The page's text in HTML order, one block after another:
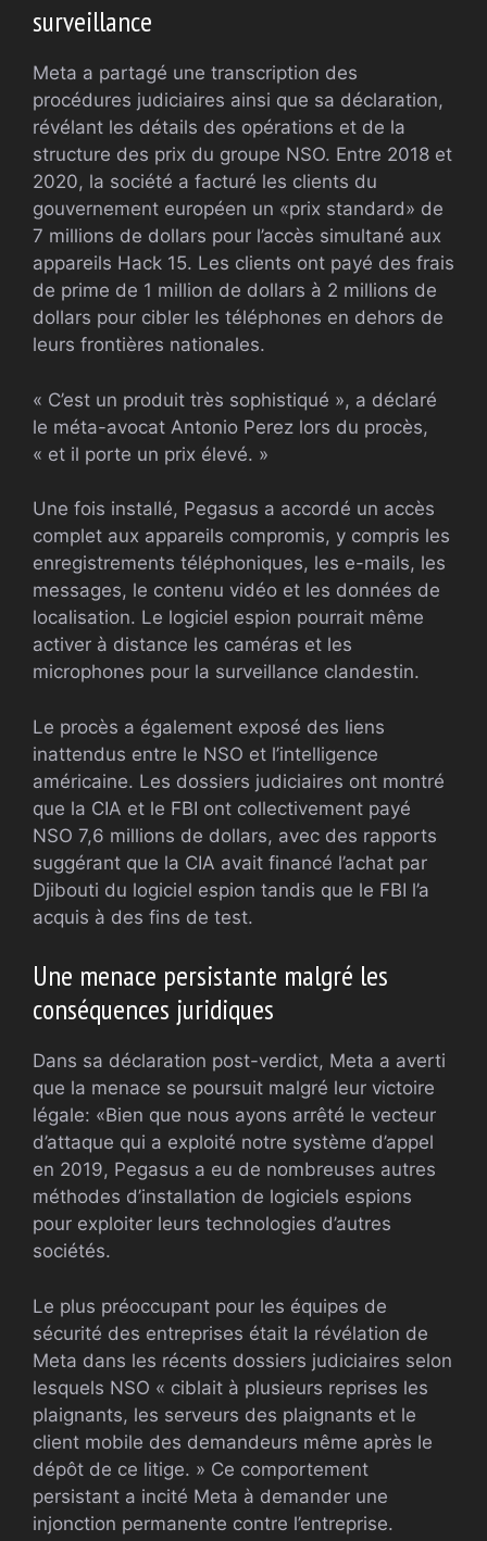
surveillance
Meta a partagé une transcription des
procédures judiciaires ainsi que sa déclaration,
révélant les détails des opérations et de la
structure des prix du groupe NSO. Entre 2018 et
2020, la société a facturé les clients du
gouvernement européen un «prix standard» de
7 millions de dollars pour l’accès simultané aux
appareils Hack 15. Les clients ont payé des frais
de prime de 1 million de dollars à 2 millions de
dollars pour cibler les téléphones en dehors de
leurs frontières nationales.
« C’est un produit très sophistiqué », a déclaré
le méta-avocat Antonio Perez lors du procès,
« et il porte un prix élevé. »
Une fois installé, Pegasus a accordé un accès
complet aux appareils compromis, y compris les
enregistrements téléphoniques, les e-mails, les
messages, le contenu vidéo et les données de
localisation. Le logiciel espion pourrait même
activer à distance les caméras et les
microphones pour la surveillance clandestin.
Le procès a également exposé des liens
inattendus entre le NSO et l’intelligence
américaine. Les dossiers judiciaires ont montré
que la CIA et le FBI ont collectivement payé
NSO 7,6 millions de dollars, avec des rapports
suggérant que la CIA avait financé l’achat par
Djibouti du logiciel espion tandis que le FBI l’a
acquis à des fins de test.
Une menace persistante malgré les
conséquences juridiques
Dans sa déclaration post-verdict, Meta a averti
que la menace se poursuit malgré leur victoire
légale: «Bien que nous ayons arrêté le vecteur
d’attaque qui a exploité notre système d’appel
en 2019, Pegasus a eu de nombreuses autres
méthodes d’installation de logiciels espions
pour exploiter leurs technologies d’autres
sociétés.
Le plus préoccupant pour les équipes de
sécurité des entreprises était la révélation de
Meta dans les récents dossiers judiciaires selon
lesquels NSO « ciblait à plusieurs reprises les
plaignants, les serveurs des plaignants et le
client mobile des demandeurs même après le
dépôt de ce litige. » Ce comportement
persistant a incité Meta à demander une
injonction permanente contre l’entreprise.